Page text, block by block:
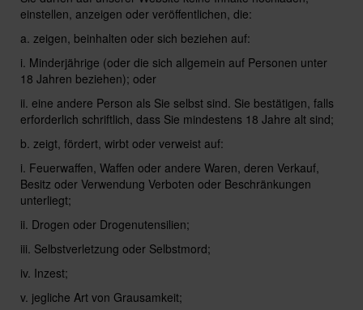
einstellen, anzeigen oder veröffentlichen, die:
a. zeigen, beinhalten oder sich beziehen auf:
i. Minderjährige (oder die sich allgemein auf Personen unter
18 Jahren beziehen); oder
ii. eine andere Person als Sie selbst sind. Sie bestätigen, falls
erforderlich schriftlich, dass Sie mindestens 18 Jahre alt sind;
b. zeigt, fördert, wirbt oder verweist auf:
i. Feuerwaffen, Waffen oder andere Waren, deren Verkauf,
Besitz oder Verwendung Verboten oder Beschränkungen
unterliegt;
ii. Drogen oder Drogenutensilien;
iii. Selbstverletzung oder Selbstmord;
iv. Inzest;
v. jegliche Art von Grausamkeit;